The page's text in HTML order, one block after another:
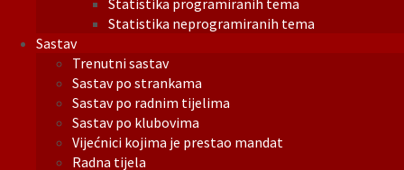
Statistika programiranih tema
Statistika neprogramiranih tema
Sastav
Trenutni sastav
Sastav po strankama
Sastav po radnim tijelima
Sastav po klubovima
Vijećnici kojima je prestao mandat
Radna tijela